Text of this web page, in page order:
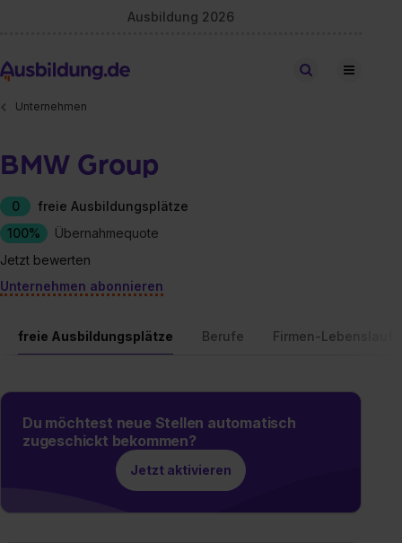
Ausbildung 2026
Stellen finden
Unternehmen
BMW Group
0
freie Ausbildungsplätze
100%
Übernahmequote
Jetzt bewerten
Unternehmen abonnieren
freie Ausbildungsplätze Berufe Firmen-Lebenslauf
Du möchtest neue Stellen automatisch
zugeschickt bekommen?
Jetzt aktivieren